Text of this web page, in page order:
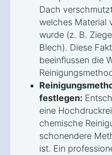
Dach
welches Material
wurde (z. B.
Blech). Diese
beeinflussen die
festlegen:
eine
chemische
schonendere
ist. Ein